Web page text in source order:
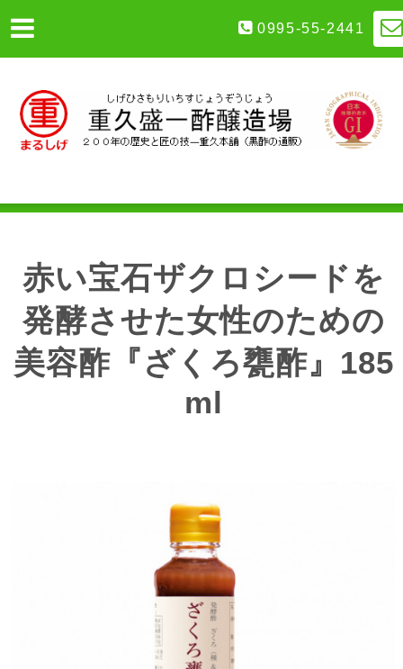
0995-55-2441
赤い宝石ザクロシードを
発酵させた女性のための
美容酢『ざくろ甕酢』185
ml